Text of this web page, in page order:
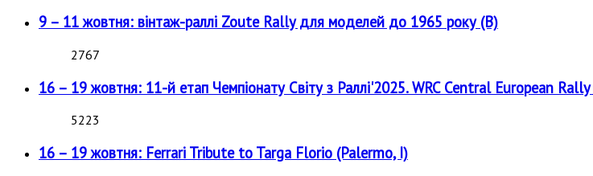
9 – 11 жовтня: вінтаж-раллі Zoute Rally для моделей до 1965 року (B)
2767
16 – 19 жовтня: 11-й етап Чемпіонату Світу з Раллі'2025. WRC Central European
5223
16 – 19 жовтня: Ferrari Tribute to Targa Florio (Palermo, I)